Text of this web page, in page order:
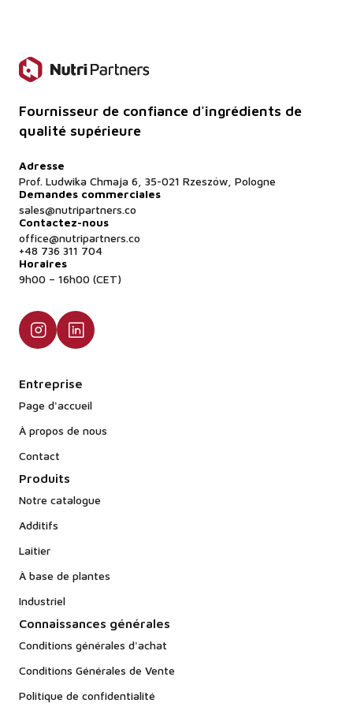
Fournisseur de confiance d'ingrédients de
qualité supérieure
Adresse
Prof. Ludwika Chmaja 6, 35-021 Rzeszów, Pologne
Demandes commerciales
sales@nutripartners.co
Contactez-nous
office@nutripartners.co
+48 736 311 704
Horaires
9h00 – 16h00 (CET)
Entreprise
Page d'accueil
À propos de nous
Contact
Produits
Notre catalogue
Additifs
Laitier
À base de plantes
Industriel
Connaissances générales
Conditions générales d'achat
Conditions Générales de Vente
Politique de confidentialité